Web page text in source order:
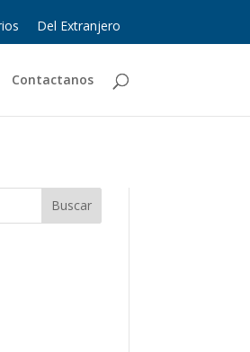
Del Extranjero
Contactanos